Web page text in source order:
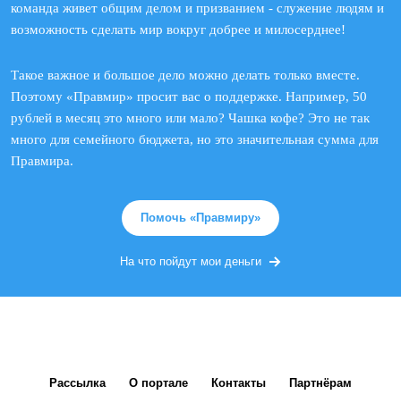
команда живет общим делом и призванием - служение людям и
возможность сделать мир вокруг добрее и милосерднее!
Такое важное и большое дело можно делать только вместе.
Поэтому «Правмир» просит вас о поддержке. Например, 50
рублей в месяц это много или мало? Чашка кофе? Это не так
много для семейного бюджета, но это значительная сумма для
Правмира.
Помочь «Правмиру»
На что пойдут мои деньги
Рассылка О портале Контакты Партнёрам